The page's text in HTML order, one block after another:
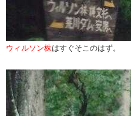
ウィルソン株はすぐそこのはず。